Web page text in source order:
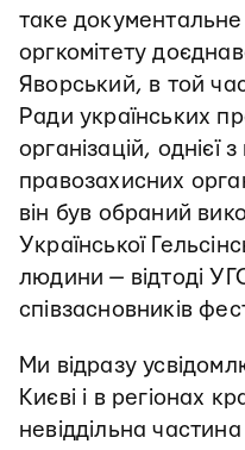
таке
оргкомітету
Яворський, в той
Ради українських
організацій, однієї
правозахисних
він був обраний
Української
людини — відтоді
співзасновників
Ми відразу
Києві і в регіонах
невіддільна